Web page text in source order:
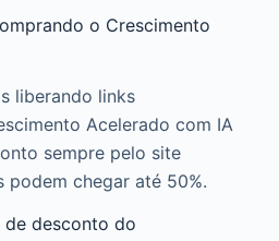
o Crescimento
liberando links
Acelerado com IA
sempre pelo site
podem chegar até 50%.
de desconto do